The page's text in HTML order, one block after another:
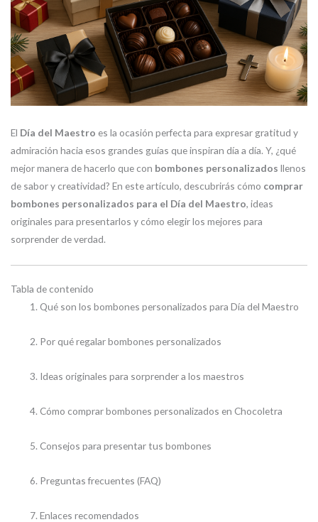
El Día del Maestro es la ocasión perfecta para expresar gratitud y
admiración hacia esos grandes guías que inspiran día a día. Y, ¿qué
mejor manera de hacerlo que con bombones personalizados llenos
de sabor y creatividad? En este artículo, descubrirás cómo comprar
bombones personalizados para el Día del Maestro, ideas
originales para presentarlos y cómo elegir los mejores para
sorprender de verdad.
Tabla de contenido
Qué son los bombones personalizados para Día del Maestro
Por qué regalar bombones personalizados
Ideas originales para sorprender a los maestros
Cómo comprar bombones personalizados en Chocoletra
Consejos para presentar tus bombones
Preguntas frecuentes (FAQ)
Enlaces recomendados